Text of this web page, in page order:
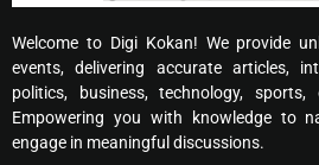
Welcome to Digi Kokan! We provide
events, delivering accurate articles,
politics, business, technology,
Empowering you with knowledge to
engage in meaningful discussions.